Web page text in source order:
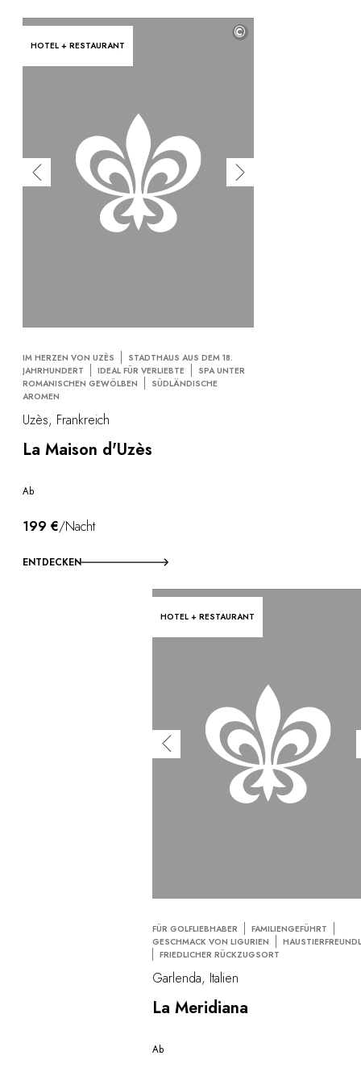
HOTEL + RESTAURANT
©
IM HERZEN VON UZÈS
STADTHAUS AUS DEM 18.
JAHRHUNDERT
IDEAL FÜR VERLIEBTE
SPA UNTER
ROMANISCHEN GEWÖLBEN
SÜDLÄNDISCHE
AROMEN
Uzès, Frankreich
La Maison d'Uzès
Ab
199 €/Nacht
ENTDECKEN
HOTEL + RESTAURANT
FÜR GOLFLIEBHABER
FAMILIENGEFÜHRT
GESCHMACK VON LIGURIEN
FRIEDLICHER RÜCKZUGSORT
Garlenda, Italien
La Meridiana
Ab